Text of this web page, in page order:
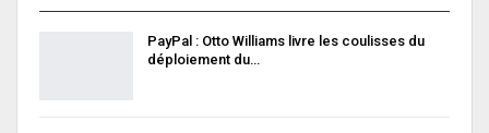
PayPal : Otto Williams livre les coulisses du
déploiement du…